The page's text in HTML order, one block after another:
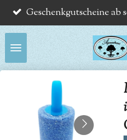
Zum
Hauptinhalt
springen
Geschenkgutscheine ab